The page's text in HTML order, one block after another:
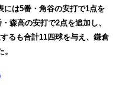
には5番・角谷の安打で1点を
森高の安打で2点を追加し、
るも合計11四球を与え、鎌倉